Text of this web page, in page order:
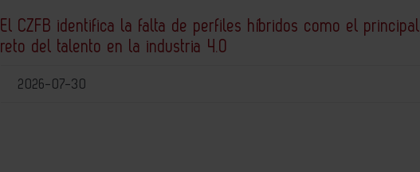
El CZFB identifica la falta de perfiles híbridos como el principal
reto del talento en la industria 4.0
2026-07-30